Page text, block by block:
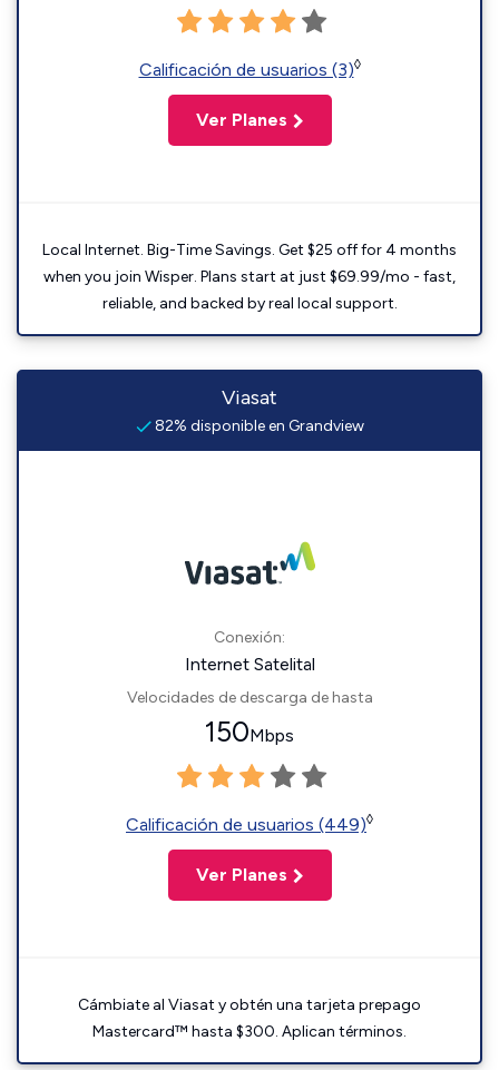
Calificación de usuarios (3)◊
Ver Planes
Local Internet. Big-Time Savings. Get $25 off for 4 months
when you join Wisper. Plans start at just $69.99/mo - fast,
reliable, and backed by real local support.
Viasat
82% disponible en Grandview
Conexión:
Internet Satelital
Velocidades de descarga de hasta
150Mbps
Calificación de usuarios (449)◊
Ver Planes
Cámbiate al Viasat y obtén una tarjeta prepago
Mastercard™ hasta $300. Aplican términos.